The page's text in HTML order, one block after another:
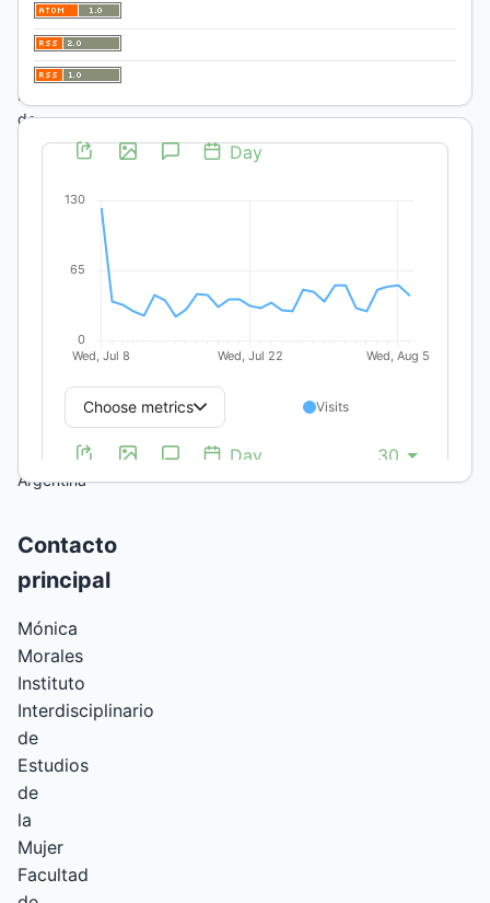
Ciencias
Humanas
Universidad
Nacional
de
República
Argentina
Contacto
principal
Mónica
Morales
Instituto
Interdisciplinario
de
Estudios
de
la
Mujer
Facultad